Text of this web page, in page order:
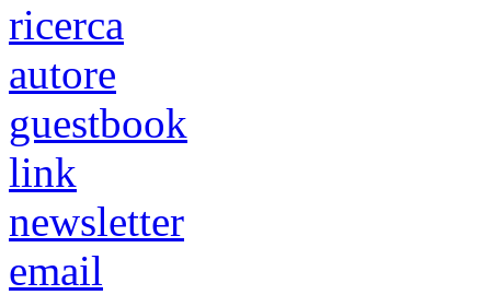
ricerca
autore
guestbook
link
newsletter
email